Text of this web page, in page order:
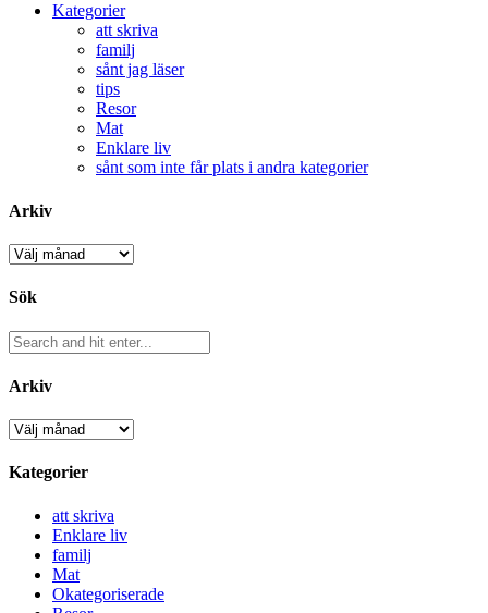
Kategorier
att skriva
familj
sånt jag läser
tips
Resor
Mat
Enklare liv
sånt som inte får plats i andra kategorier
Arkiv
Arkiv
Sök
Arkiv
Arkiv
Kategorier
att skriva
Enklare liv
familj
Mat
Okategoriserade